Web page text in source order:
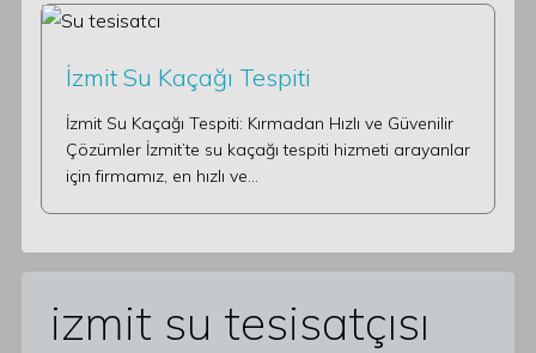
İzmit Su Kaçağı Tespiti
İzmit Su Kaçağı Tespiti: Kırmadan Hızlı ve Güvenilir
Çözümler İzmit’te su kaçağı tespiti hizmeti arayanlar
için firmamız, en hızlı ve…
izmit su tesisatçısı